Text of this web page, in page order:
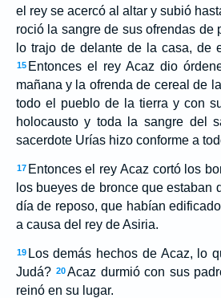
el rey se acercó al altar y subió
roció la sangre de sus ofrendas de
lo trajo de delante de la casa, de
15 Entonces el rey Acaz dio
mañana y la ofrenda de cereal de
todo el pueblo de la tierra y con
holocausto y toda la sangre del
sacerdote Urías hizo conforme a
17 Entonces el rey Acaz cortó los
los bueyes de bronce que
día de reposo, que habían
a causa del rey de Asiria.
19 Los demás hechos de Acaz, lo
Judá? 20Acaz durmió con sus
reinó en su lugar.